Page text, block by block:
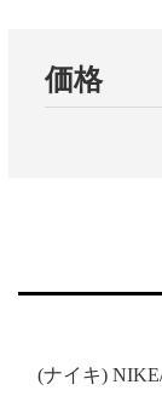
価格
(ナイキ)